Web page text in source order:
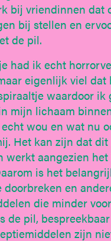
bij vriendinnen dat
bij stellen en
de pil.
had ik echt
eigenlijk viel dat
waardoor ik
mijn lichaam
wou en wat nu
Het kan zijn dat
werkt aangezien
is het
en
die minder
de pil,
zijn